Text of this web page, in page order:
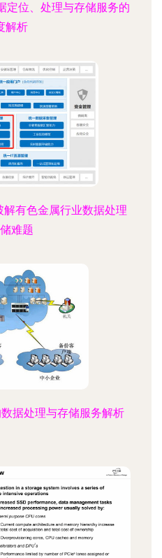
定位、处理与存储服务的
解析
有色金属行业数据处理
难题
据处理与存储服务解析